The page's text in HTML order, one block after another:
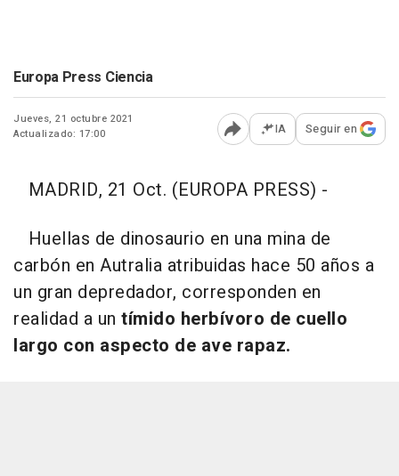
Europa Press Ciencia
Jueves, 21 octubre 2021
Actualizado: 17:00
Abrir opciones para
IA Seguir en
MADRID, 21 Oct. (EUROPA PRESS) -
Huellas de dinosaurio en una mina de
carbón en Autralia atribuidas hace 50 años a
un gran depredador, corresponden en
realidad a un tímido herbívoro de cuello
largo con aspecto de ave rapaz.